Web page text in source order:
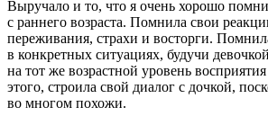
Выручало и то, что я очень хорошо
с раннего возраста. Помнила свои
переживания, страхи и восторги.
в конкретных ситуациях, будучи
на тот же возрастной уровень
этого, строила свой диалог с дочкой,
во многом похожи.